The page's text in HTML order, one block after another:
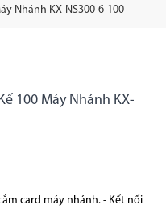
Nhánh KX-NS300-6-100
100 Máy Nhánh KX-
card máy nhánh. - Kết nối